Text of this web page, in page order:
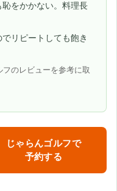
をかかない。料理長
リピートしても飽き
のレビューを参考に取
じゃらんゴルフで
予約する